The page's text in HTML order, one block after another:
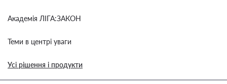
Академія ЛІГА:ЗАКОН
Теми в центрі уваги
Усі рішення і продукти